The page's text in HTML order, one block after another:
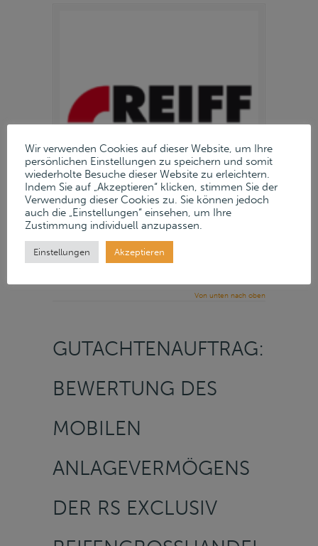
13. Februar 2020
Read more →
Von unten nach oben
GUTACHTENAUFTRAG:
BEWERTUNG DES
MOBILEN
ANLAGEVERMÖGENS
DER RS EXCLUSIV
Wir verwenden Cookies auf dieser Website, um Ihre
persönlichen Einstellungen zu speichern und somit
wiederholte Besuche dieser Website zu erleichtern.
Indem Sie auf „Akzeptieren“ klicken, stimmen Sie der
Verwendung dieser Cookies zu. Sie können jedoch
auch die „Einstellungen“ einsehen, um Ihre
Zustimmung individuell anzupassen.
Einstellungen Akzeptieren